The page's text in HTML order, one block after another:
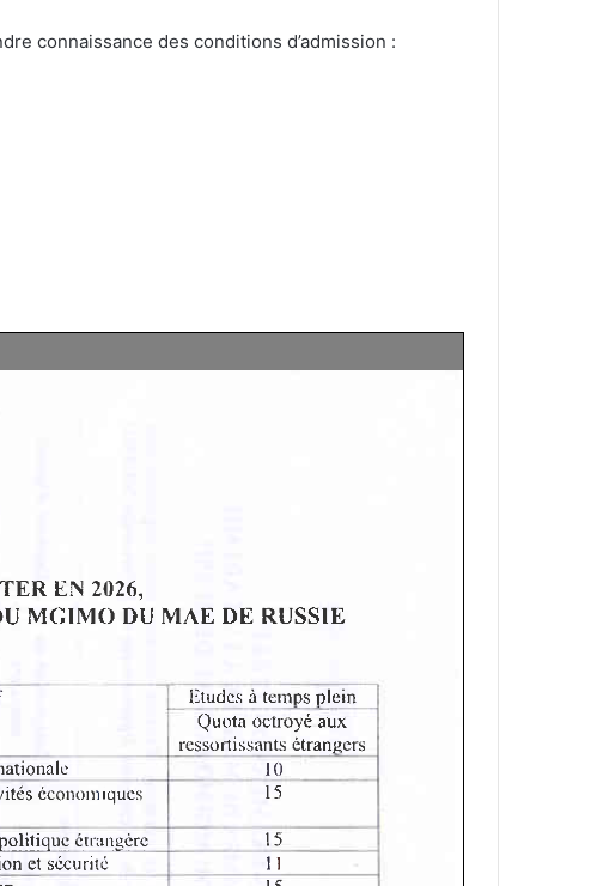
connaissance des conditions d’admission :